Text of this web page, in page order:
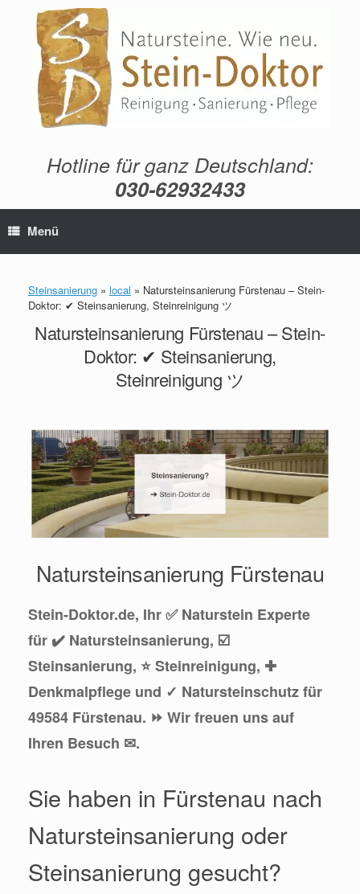
springen
Hotline für ganz Deutschland:
030-62932433
Menü
Steinsanierung » local » Natursteinsanierung Fürstenau – Stein-
Doktor: ✔ Steinsanierung, Steinreinigung ツ
Natursteinsanierung Fürstenau – Stein-
Doktor: ✔ Steinsanierung,
Steinreinigung ツ
Natursteinsanierung Fürstenau
Stein-Doktor.de, Ihr ✅ Naturstein Experte
für ✔️ Natursteinsanierung, ☑️
Steinsanierung, ⭐ Steinreinigung, ✚
Denkmalpflege und ✓ Natursteinschutz für
49584 Fürstenau. ⏩ Wir freuen uns auf
Ihren Besuch ✉.
Sie haben in Fürstenau nach
Natursteinsanierung oder
Steinsanierung gesucht?